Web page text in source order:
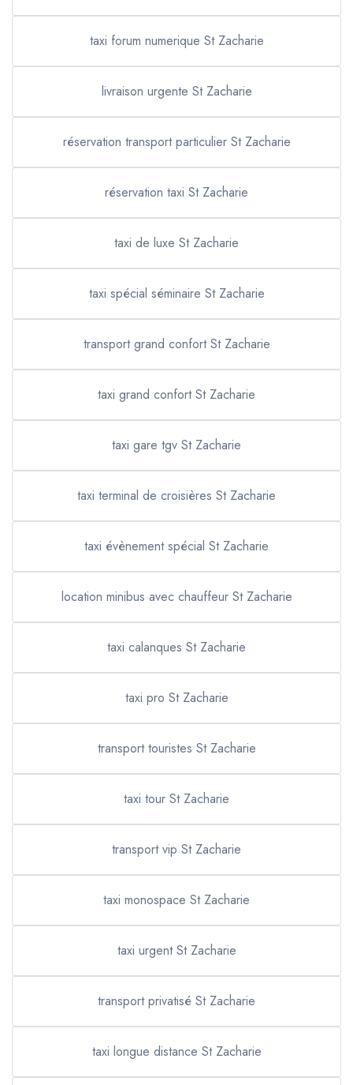
taxi forum numerique St Zacharie
livraison urgente St Zacharie
réservation transport particulier St Zacharie
réservation taxi St Zacharie
taxi de luxe St Zacharie
taxi spécial séminaire St Zacharie
transport grand confort St Zacharie
taxi grand confort St Zacharie
taxi gare tgv St Zacharie
taxi terminal de croisières St Zacharie
taxi évènement spécial St Zacharie
location minibus avec chauffeur St Zacharie
taxi calanques St Zacharie
taxi pro St Zacharie
transport touristes St Zacharie
taxi tour St Zacharie
transport vip St Zacharie
taxi monospace St Zacharie
taxi urgent St Zacharie
transport privatisé St Zacharie
taxi longue distance St Zacharie